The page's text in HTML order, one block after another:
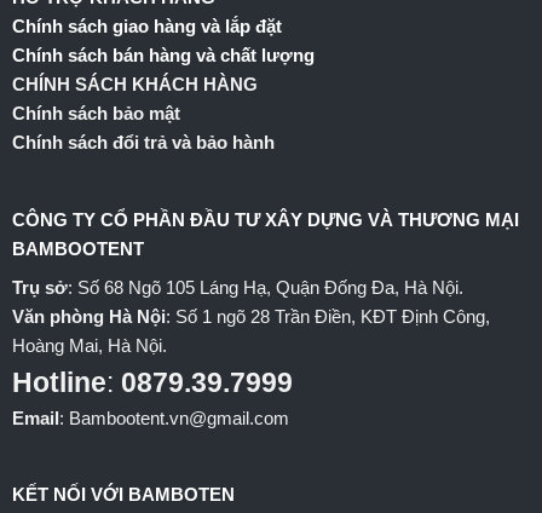
Chính sách giao hàng và lắp đặt
Chính sách bán hàng và chất lượng
CHÍNH SÁCH KHÁCH HÀNG
Chính sách bảo mật
Chính sách đổi trả và bảo hành
CÔNG TY CỔ PHẦN ĐẦU TƯ XÂY DỰNG VÀ THƯƠNG MẠI
BAMBOOTENT
Trụ sở: Số 68 Ngõ 105 Láng Hạ, Quận Đống Đa, Hà Nội.
Văn phòng Hà Nội: Số 1 ngõ 28 Trần Điền, KĐT Định Công,
Hoàng Mai, Hà Nội.
Hotline: 0879.39.7999
Email: Bambootent.vn@gmail.com
KẾT NỐI VỚI BAMBOTEN